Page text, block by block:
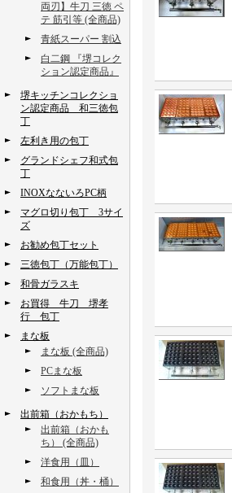
両刃】牛刀 三徳 ペ
テ 筋引等 (全商品)
青紙スーパー 割込
白二鋼 『堺コレク
ション認定商品』
堺キッチンコレクショ
ン認定商品 和三徳包
丁
左利き用の包丁
グランドシェフ和式包
丁
INOXなないろPC柄
マグロ切り包丁 3サイ
ズ
お勧め包丁セット
三徳包丁（万能包丁）
和骨ガラスキ
お買得 牛刀 堺孝
行 包丁
まな板
まな板 (全商品)
PCまな板
ソフトまな板
出前箱（おかもち）
出前箱（おかも
ち） (全商品)
洋食用（皿）
和食用（丼・桶）